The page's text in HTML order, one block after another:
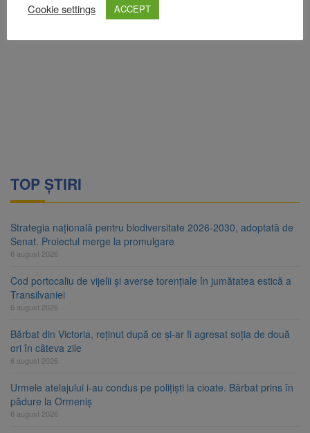
TOP ȘTIRI
Strategia națională pentru biodiversitate 2026-2030, adoptată de
Senat. Proiectul merge la promulgare
6 august 2026
Cod portocaliu de vijelii și averse torențiale în jumătatea estică a
Transilvaniei
6 august 2026
Bărbat din Victoria, reținut după ce și-ar fi agresat soția de două
ori în câteva zile
6 august 2026
Urmele atelajului i-au condus pe polițiști la cioate. Bărbat prins în
pădure la Ormeniș
6 august 2026
Cookie settings
ACCEPT